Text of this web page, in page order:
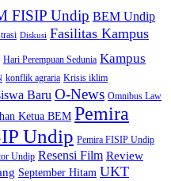
FISIP Undip BEM Undip
Diskusi Fasilitas Kampus
Hari Perempuan Sedunia Kampus
konflik agraria Krisis iklim
Baru O-News Omnibus Law
Ketua BEM Pemira
Undip Pemira FISIP Undip
Undip Resensi Film Review
September Hitam UKT